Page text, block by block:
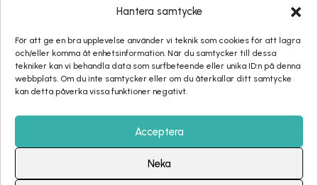
Hantera samtycke
För att ge en bra upplevelse använder vi teknik som cookies för att lagra
och/eller komma åt enhetsinformation. När du samtycker till dessa
tekniker kan vi behandla data som surfbeteende eller unika ID:n på denna
webbplats. Om du inte samtycker eller om du återkallar ditt samtycke
kan detta påverka vissa funktioner negativt.
Acceptera
Neka